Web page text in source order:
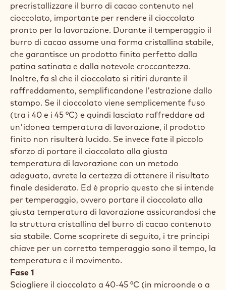
precristallizzare il burro di cacao contenuto nel
cioccolato, importante per rendere il cioccolato
pronto per la lavorazione. Durante il temperaggio il
burro di cacao assume una forma cristallina stabile,
che garantisce un prodotto finito perfetto dalla
patina satinata e dalla notevole croccantezza.
Inoltre, fa sì che il cioccolato si ritiri durante il
raffreddamento, semplificandone l'estrazione dallo
stampo. Se il cioccolato viene semplicemente fuso
(tra i 40 e i 45 °C) e quindi lasciato raffreddare ad
un'idonea temperatura di lavorazione, il prodotto
finito non risulterà lucido. Se invece fate il piccolo
sforzo di portare il cioccolato alla giusta
temperatura di lavorazione con un metodo
adeguato, avrete la certezza di ottenere il risultato
finale desiderato. Ed è proprio questo che si intende
per temperaggio, ovvero portare il cioccolato alla
giusta temperatura di lavorazione assicurandosi che
la struttura cristallina del burro di cacao contenuto
sia stabile. Come scoprirete di seguito, i tre principi
chiave per un corretto temperaggio sono il tempo, la
temperatura e il movimento.
Fase 1
Sciogliere il cioccolato a 40-45 °C (in microonde o a